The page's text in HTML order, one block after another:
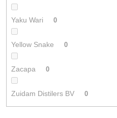
Yaku Wari 0
Yellow Snake 0
Zacapa 0
Zuidam Distilers BV 0